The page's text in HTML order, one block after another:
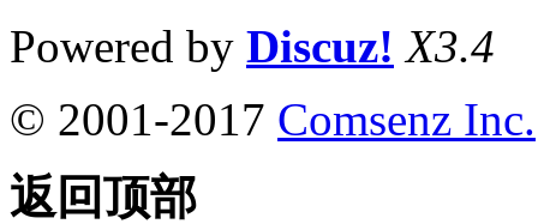
Powered by Discuz! X3.4
© 2001-2017 Comsenz Inc.
返回顶部